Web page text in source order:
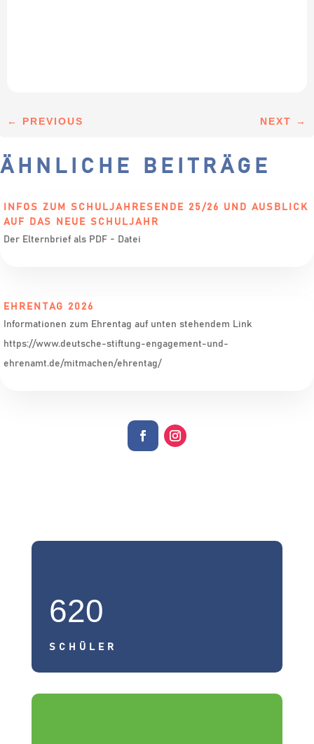
← PREVIOUS NEXT →
ÄHNLICHE BEITRÄGE
INFOS ZUM SCHULJAHRESENDE 25/26 UND AUSBLICK
AUF DAS NEUE SCHULJAHR
Der Elternbrief als PDF - Datei
EHRENTAG 2026
Informationen zum Ehrentag auf unten stehendem Link
https://www.deutsche-stiftung-engagement-und-
ehrenamt.de/mitmachen/ehrentag/
620
SCHÜLER